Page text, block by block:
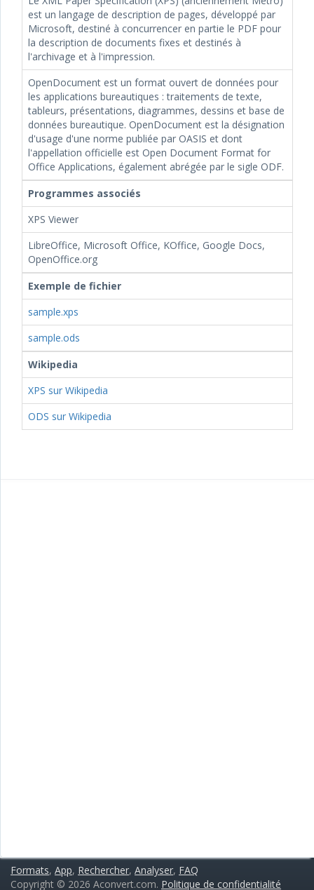
est un langage de description de pages, développé par
Microsoft, destiné à concurrencer en partie le PDF pour
la description de documents fixes et destinés à
l'archivage et à l'impression.
OpenDocument est un format ouvert de données pour
les applications bureautiques : traitements de texte,
tableurs, présentations, diagrammes, dessins et base de
données bureautique. OpenDocument est la désignation
d'usage d'une norme publiée par OASIS et dont
l'appellation officielle est Open Document Format for
Office Applications, également abrégée par le sigle ODF.
Programmes associés
XPS Viewer
LibreOffice, Microsoft Office, KOffice, Google Docs,
OpenOffice.org
Exemple de fichier
sample.xps
sample.ods
Wikipedia
XPS sur Wikipedia
ODS sur Wikipedia
Formats, App, Rechercher, Analyser, FAQ
Copyright © 2026 Aconvert.com. Politique de confidentialité